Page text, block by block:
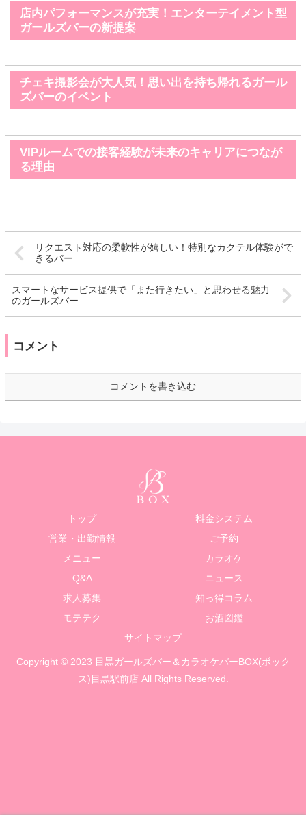
店内パフォーマンスが充実！エンターテイメント型
ガールズバーの新提案
チェキ撮影会が大人気！思い出を持ち帰れるガール
ズバーのイベント
VIPルームでの接客経験が未来のキャリアにつなが
る理由
リクエスト対応の柔軟性が嬉しい！特別なカクテル体験がで
きるバー
スマートなサービス提供で「また行きたい」と思わせる魅力
のガールズバー
コメント
コメントを書き込む
トップ
料金システム
営業・出勤情報
ご予約
メニュー
カラオケ
Q&A
ニュース
求人募集
知っ得コラム
モテテク
お酒図鑑
サイトマップ
Copyright © 2023 目黒ガールズバー＆カラオケバーBOX(ボック
ス)目黒駅前店 All Rights Reserved.